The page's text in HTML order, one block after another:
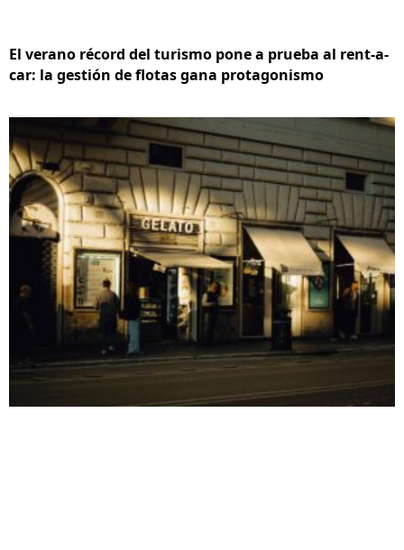
El verano récord del turismo pone a prueba al rent-a-
car: la gestión de flotas gana protagonismo